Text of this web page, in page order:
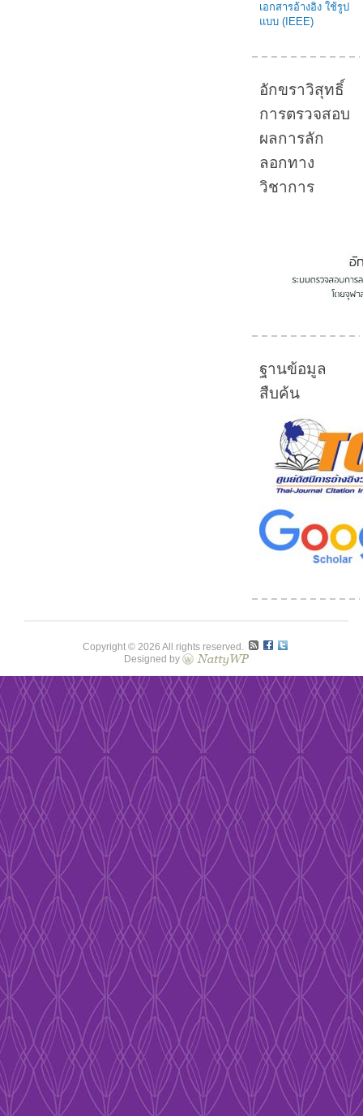
เอกสารอ้างอิง ใช้รูป
แบบ (IEEE)
อักขราวิสุทธิ์
การตรวจสอบ
ผลการลัก
ลอกทาง
วิชาการ
ฐานข้อมูล
สืบค้น
Copyright © 2026 All rights reserved.
Designed by